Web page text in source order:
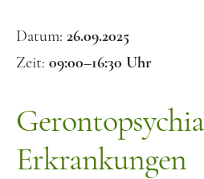
Kostenlose
Datum: 26.09.2025
Zeit: 09:00–16:30 Uhr
Erkrankungen